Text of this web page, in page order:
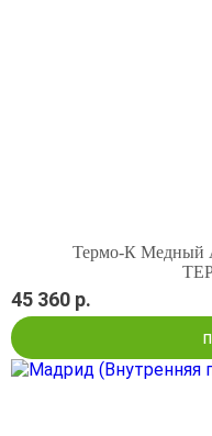
Термо-К Медный
45 360 р.